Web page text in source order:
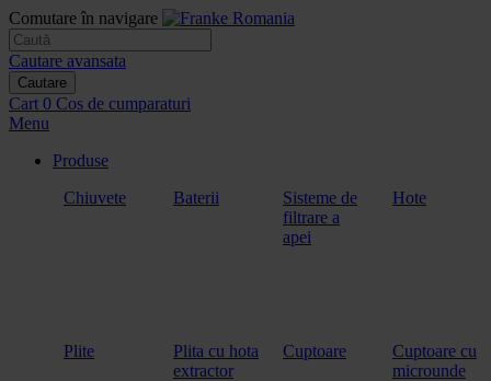
Comutare în navigare
Cautare avansata
Cautare
Cart 0 Cos de cumparaturi
Menu
Produse
Chiuvete
Baterii
Sisteme de
filtrare a
apei
Hote
Plite
Plita cu hota
extractor
Cuptoare
Cuptoare cu
microunde